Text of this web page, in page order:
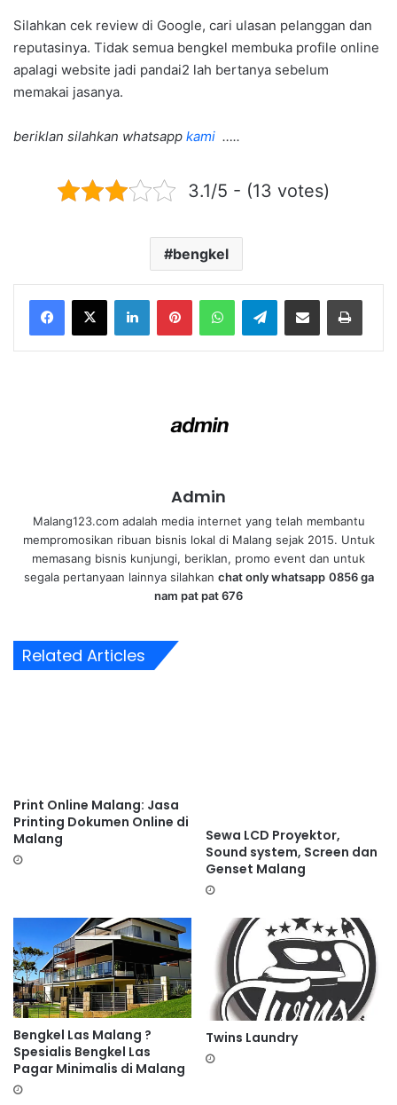
Silahkan cek review di Google, cari ulasan pelanggan dan
reputasinya. Tidak semua bengkel membuka profile online
apalagi website jadi pandai2 lah bertanya sebelum
memakai jasanya.
beriklan silahkan whatsapp kami …..
3.1/5 - (13 votes)
bengkel
Telegram
Admin
Malang123.com adalah media internet yang telah membantu
mempromosikan ribuan bisnis lokal di Malang sejak 2015. Untuk
memasang bisnis kunjungi, beriklan, promo event dan untuk
segala pertanyaan lainnya silahkan chat only whatsapp 0856 ga
nam pat pat 676
Related Articles
Print Online Malang: Jasa
Printing Dokumen Online di
Malang
Sewa LCD Proyektor,
Sound system, Screen dan
Genset Malang
Bengkel Las Malang ?
Spesialis Bengkel Las
Pagar Minimalis di Malang
Twins Laundry